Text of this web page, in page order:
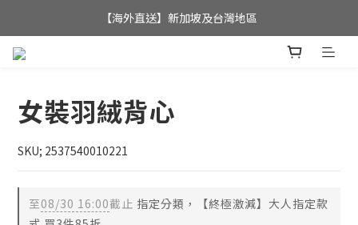
全店滿$350，即可享港澳地區免運費;
【海外直送】新加坡及台灣地區
女裝羽絨背心
SKU; 2537540010221
至08/30 16:00截止 指定分類，【終極激減】大人指定款